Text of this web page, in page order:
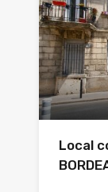
Local